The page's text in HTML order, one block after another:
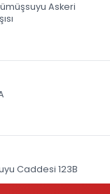
Askeri
Caddesi 123B